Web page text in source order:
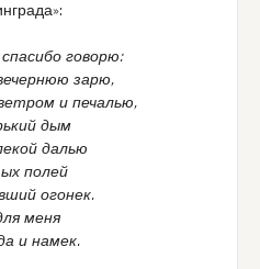
говорю:
зарю,
и печалью,
дым
далью
полей
огонек.
меня
и намек.